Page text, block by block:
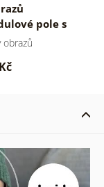
pole s
obrazů